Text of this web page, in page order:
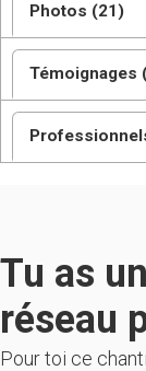
Photos (21)
Témoignages
Tu as
réseau
Pour toi ce